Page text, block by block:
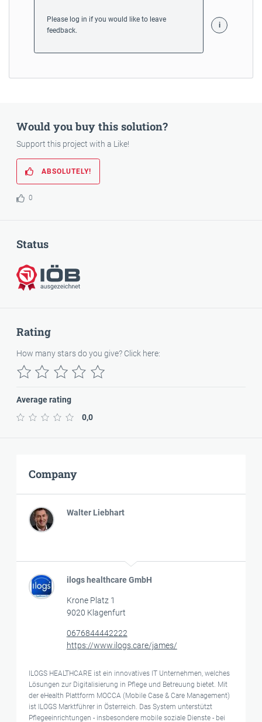
Please log in if you would like to leave
feedback.
Would you buy this solution?
Support this project with a Like!
ABSOLUTELY!
0
Status
Awarded
Rating
How many stars do you give? Click here:
Average rating
0,0
Company
Walter Liebhart
ilogs healthcare GmbH
Krone Platz 1
9020 Klagenfurt
0676844442222
https://www.ilogs.care/james/
ILOGS HEALTHCARE ist ein innovatives IT Unternehmen, welches
Lösungen zur Digitalisierung in Pflege und Betreuung bietet. Mit
der eHealth Plattform MOCCA (Mobile Case & Care Management)
ist ILOGS Marktführer in Österreich. Das System unterstützt
Pflegeeinrichtungen - insbesondere mobile soziale Dienste - bei